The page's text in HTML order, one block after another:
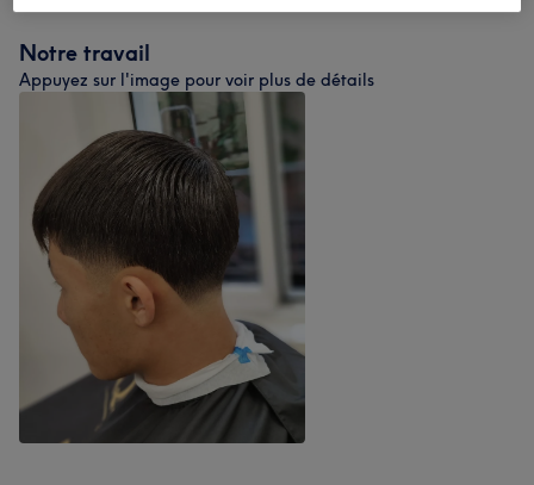
Notre travail
Appuyez sur l'image pour voir plus de détails